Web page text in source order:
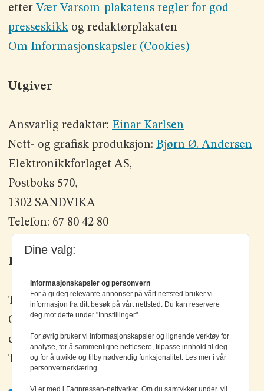
etter Vær Varsom-plakatens regler for god
presseskikkog redaktørplakaten
Om Informasjonskapsler (Cookies)
Utgiver
Ansvarlig redaktør: Einar Karlsen
Nett- og grafisk produksjon: Bjørn Ø. Andersen
Elektronikkforlaget AS,
Postboks 570,
1302 SANDVIKA
Telefon: 67 80 42 80
Kontakt oss
Tlf: +47 67 80 42 80
Olav Brunborgs vei 6, 1396 Billingstad
epost: elektronikk@elektronikkforlaget.no
Tips oss:tips@elektronikkforlaget.no
Dine valg:
Informasjonskapsler og personvern
For å gi deg relevante annonser på vårt nettsted bruker vi
informasjon fra ditt besøk på vårt nettsted. Du kan reservere
deg mot dette under "Innstillinger".
For øvrig bruker vi informasjonskapsler og lignende verktøy for
analyse, for å sammenligne nettlesere, tilpasse innhold til deg
og for å utvikle og tilby nødvendig funksjonalitet. Les mer i vår
personvernerklæring.
Vi er med i Fagpressen-nettverket. Om du samtykker under, vil